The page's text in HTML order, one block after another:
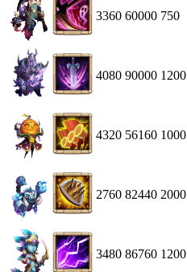
3360 60000 750
4080 90000 1200
4320 56160 1000
2760 82440 2000
3480 86760 1200